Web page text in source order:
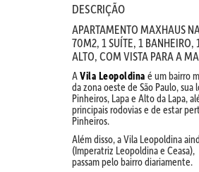
DESCRIÇÃO
APARTAMENTO MAXHAUS
70M2, 1 SUÍTE, 1
ALTO, COM VISTA PARA A
AVila Leopoldina é um bairro
dazona oeste de São Paulo,
Pinheiros, Lapa e Alto da Lapa,
principais rodovias e de estar
Pinheiros.
Além disso, a Vila Leopoldina
(Imperatriz Leopoldina e
passam pelo bairro diariamente.